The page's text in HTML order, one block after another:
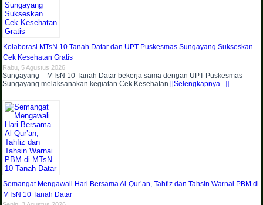
Kolaborasi MTsN 10 Tanah Datar dan UPT Puskesmas Sungayang Sukseskan
Cek Kesehatan Gratis
Rabu, 5 Agustus 2026
Sungayang – MTsN 10 Tanah Datar bekerja sama dengan UPT Puskesmas
Sungayang melaksanakan kegiatan Cek Kesehatan [[Selengkapnya...]]
Semangat Mengawali Hari Bersama Al-Qur’an, Tahfiz dan Tahsin Warnai PBM di
MTsN 10 Tanah Datar